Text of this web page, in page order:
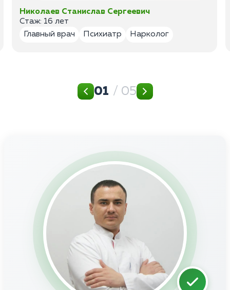
Николаев Станислав Сергеевич
Стаж: 16 лет
Главный врач
Психиатр Нарколог
01 / 05